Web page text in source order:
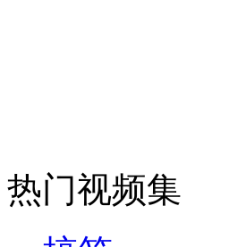
走！跟着总书记去植树
热门视频集